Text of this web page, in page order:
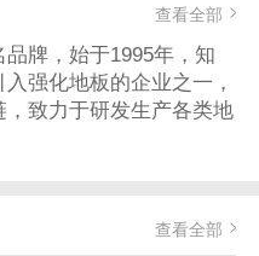
查看全部
牌，始于1995年，知
强化地板的企业之一，
致力于研发生产各类地
查看全部